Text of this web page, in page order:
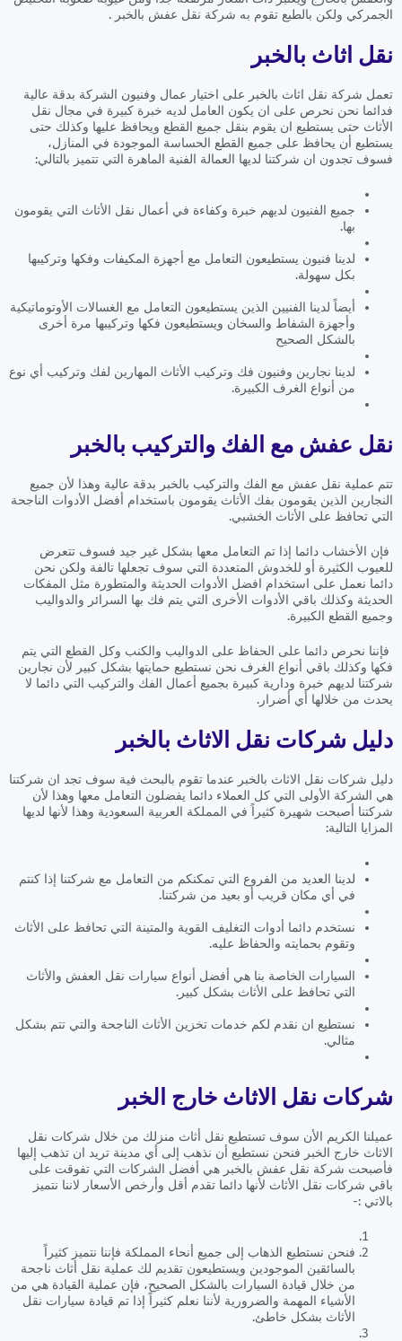
الجمركي ولكن بالطبع تقوم به شركة نقل عفش بالخبر .
نقل اثاث بالخبر
تعمل شركة نقل اثاث بالخبر على اختيار عمال وفنيون الشركة بدقة عالية
فدائما نحن نحرص على ان يكون العامل لديه خبرة كبيرة في مجال نقل
الأثاث حتى يستطيع ان يقوم بنقل جميع القطع ويحافظ عليها وكذلك حتى
يستطيع أن يحافظ على جميع القطع الحساسة الموجودة في المنازل،
فسوف تجدون ان شركتنا لديها العمالة الفنية الماهرة التي تتميز بالتالي:
جميع الفنيون لديهم خبرة وكفاءة في أعمال نقل الأثاث التي يقومون
بها.
لدينا فنيون يستطيعون التعامل مع أجهزة المكيفات وفكها وتركيبها
بكل سهولة.
أيضاً لدينا الفنيين الذين يستطيعون التعامل مع الغسالات الأوتوماتيكية
وأجهزة الشفاط والسخان ويستطيعون فكها وتركيبها مرة أخرى
بالشكل الصحيح
لدينا نجارين وفنيون فك وتركيب الأثاث المهارين لفك وتركيب أي نوع
من أنواع الغرف الكبيرة.
نقل عفش مع الفك والتركيب بالخبر
تتم عملية نقل عفش مع الفك والتركيب بالخبر بدقة عالية وهذا لأن جميع
النجارين الذين يقومون بفك الأثاث يقومون باستخدام أفضل الأدوات الناجحة
التي تحافظ على الأثاث الخشبي.
فإن الأخشاب دائما إذا تم التعامل معها بشكل غير جيد فسوف تتعرض
للعيوب الكثيرة أو للخدوش المتعددة التي سوف تجعلها تالفة ولكن نحن
دائما نعمل على استخدام افضل الأدوات الحديثة والمتطورة مثل المفكات
الحديثة وكذلك باقي الأدوات الأخرى التي يتم فك بها السرائر والدواليب
وجميع القطع الكبيرة.
فإننا نحرص دائما على الحفاظ على الدواليب والكنب وكل القطع التي يتم
فكها وكذلك باقي أنواع الغرف نحن نستطيع حمايتها بشكل كبير لأن نجارين
شركتنا لديهم خبرة ودارية كبيرة بجميع أعمال الفك والتركيب التي دائما لا
يحدث من خلالها أي أضرار.
دليل شركات نقل الاثاث بالخبر
دليل شركات نقل الاثاث بالخبر عندما تقوم بالبحث فية سوف تجد ان شركتنا
هي الشركة الأولى التي كل العملاء دائما يفضلون التعامل معها وهذا لأن
شركتنا أصبحت شهيرة كثيراً في المملكة العربية السعودية وهذا لأنها لديها
المزايا التالية:
لدينا العديد من الفروع التي تمكنكم من التعامل مع شركتنا إذا كنتم
في أي مكان قريب أو بعيد من شركتنا.
نستخدم دائما أدوات التغليف القوية والمتينة التي تحافظ على الأثاث
وتقوم بحمايته والحفاظ عليه.
السيارات الخاصة بنا هي أفضل أنواع سيارات نقل العفش والأثاث
التي تحافظ على الأثاث بشكل كبير.
نستطيع ان نقدم لكم خدمات تخزين الأثاث الناجحة والتي تتم بشكل
مثالي.
شركات نقل الاثاث خارج الخبر
عميلنا الكريم الأن سوف تستطيع نقل أثاث منزلك من خلال شركات نقل
الاثاث خارج الخبر فنحن نستطيع أن نذهب إلى أي مدينة تريد ان تذهب إليها
فأصبحت شركة نقل عفش بالخبر هي أفضل الشركات التي تفوقت على
باقي شركات نقل الأثاث لأنها دائما تقدم أقل وأرخص الأسعار لاننا نتميز
بالاتي :-
فنحن نستطيع الذهاب إلى جميع أنحاء المملكة فإننا نتميز كثيراً
بالسائقين الموجودين ويستطيعون تقديم لك عملية نقل أثاث ناجحة
من خلال قيادة السيارات بالشكل الصحيح، فإن عملية القيادة هي من
الأشياء المهمة والضرورية لأننا نعلم كثيراً إذا تم قيادة سيارات نقل
الأثاث بشكل خاطئ.